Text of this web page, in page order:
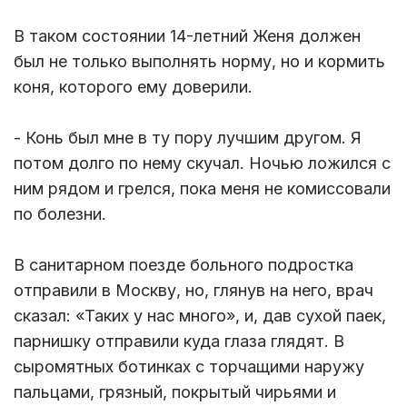
В таком состоянии 14-летний Женя должен
был не только выполнять норму, но и кормить
коня, которого ему доверили.
- Конь был мне в ту пору лучшим другом. Я
потом долго по нему скучал. Ночью ложился с
ним рядом и грелся, пока меня не комиссовали
по болезни.
В санитарном поезде больного подростка
отправили в Москву, но, глянув на него, врач
сказал: «Таких у нас много», и, дав сухой паек,
парнишку отправили куда глаза глядят. В
сыромятных ботинках с торчащими наружу
пальцами, грязный, покрытый чирьями и